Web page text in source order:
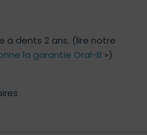
à dents 2 ans. (lire notre
la garantie Oral-B »)